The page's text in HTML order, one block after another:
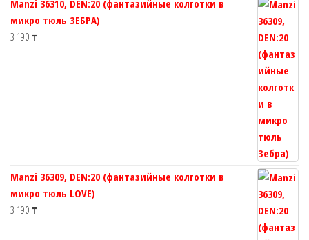
товара.
Manzi 36310, DEN:20 (фантазийные колготки в
микро тюль ЗЕБРА)
3 190 ₸
Manzi 36309, DEN:20 (фантазийные колготки в
микро тюль LOVE)
3 190 ₸